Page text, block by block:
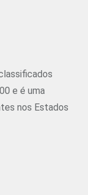
e é uma
nos Estados